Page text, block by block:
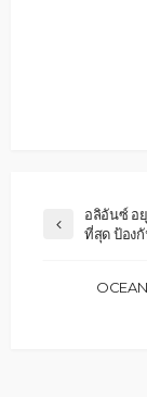
อลิอันซ์ อ
ที่สุด ป้อง